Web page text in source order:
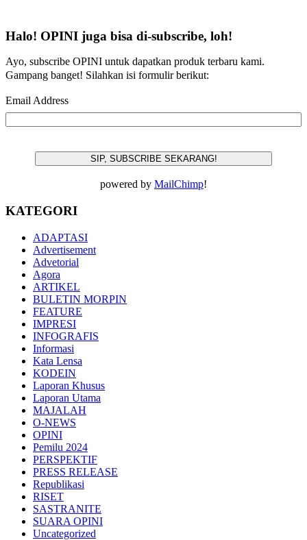
Halo! OPINI juga bisa di-subscribe, loh!
Ayo, subscribe OPINI untuk dapatkan produk terbaru kami.
Gampang banget! Silahkan isi formulir berikut:
Email Address
powered by MailChimp!
KATEGORI
ADAPTASI
Advertisement
Advetorial
Agora
ARTIKEL
BULETIN MORPIN
FEATURE
IMPRESI
INFOGRAFIS
Informasi
Kata Lensa
KODEIN
Laporan Khusus
Laporan Utama
MAJALAH
O-NEWS
OPINI
Pemilu 2024
PERSPEKTIF
PRESS RELEASE
Republikasi
RISET
SASTRANITE
SUARA OPINI
Uncategorized